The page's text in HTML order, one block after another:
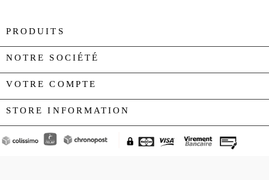
PRODUITS
NOTRE SOCIÉTÉ
VOTRE COMPTE
STORE INFORMATION